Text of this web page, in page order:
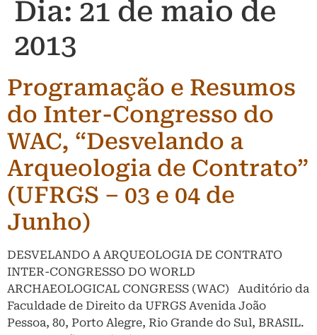
Dia: 21 de maio de
2013
Programação e Resumos
do Inter-Congresso do
WAC, “Desvelando a
Arqueologia de Contrato”
(UFRGS – 03 e 04 de
Junho)
DESVELANDO A ARQUEOLOGIA DE CONTRATO
INTER-CONGRESSO DO WORLD
ARCHAEOLOGICAL CONGRESS (WAC) Auditório da
Faculdade de Direito da UFRGS Avenida João
Pessoa, 80, Porto Alegre, Rio Grande do Sul, BRASIL.